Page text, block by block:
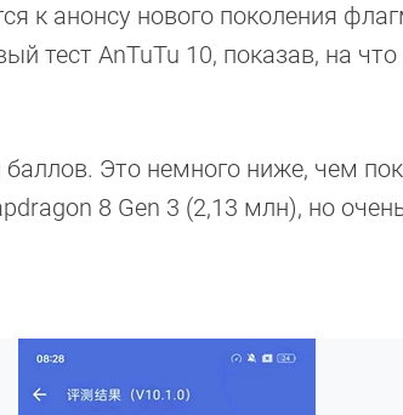
к анонсу нового поколения
тест AnTuTu 10, показав, на
Это немного ниже, чем
8 Gen 3 (2,13 млн), но